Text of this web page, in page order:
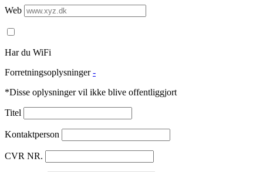
Web
Har du WiFi
Forretningsoplysninger -
*Disse oplysninger vil ikke blive offentliggjort
Titel
Kontaktperson
CVR NR.